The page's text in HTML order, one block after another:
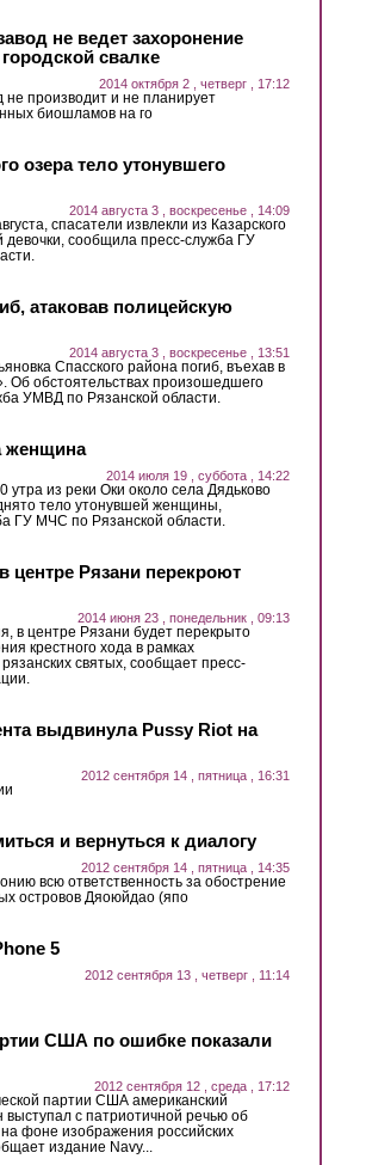
не ведет захоронение
свалке
2014 октября 2 , четверг , 17:12
не производит и не планирует
биошламов на го
озера тело утонувшего
2014 августа 3 , воскресенье , 14:09
спасатели извлекли из Казарского
девочки, сообщила пресс-служба ГУ
атаковав полицейскую
2014 августа 3 , воскресенье , 13:51
Спасского района погиб, въехав в
Об обстоятельствах произошедшего
УМВД по Рязанской области.
женщина
2014 июля 19 , суббота , 14:22
утра из реки Оки около села Дядьково
тело утонувшей женщины,
ГУ МЧС по Рязанской области.
центре Рязани перекроют
2014 июня 23 , понедельник , 09:13
в центре Рязани будет перекрыто
крестного хода в рамках
святых, сообщает пресс-
выдвинула Pussy Riot на
2012 сентября 14 , пятница , 16:31
и вернуться к диалогу
2012 сентября 14 , пятница , 14:35
всю ответственность за обострение
островов Дяоюйдао (япо
5
2012 сентября 13 , четверг , 11:14
США по ошибке показали
2012 сентября 12 , среда , 17:12
партии США американский
с патриотичной речью об
фоне изображения российских
издание Navy...